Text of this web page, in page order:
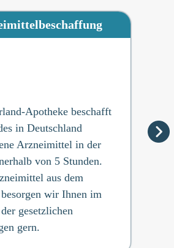
Apotheke beschafft
in Deutschland
Arzneimittel in der
von 5 Stunden.
aus dem
wir Ihnen im
gesetzlichen
gern.